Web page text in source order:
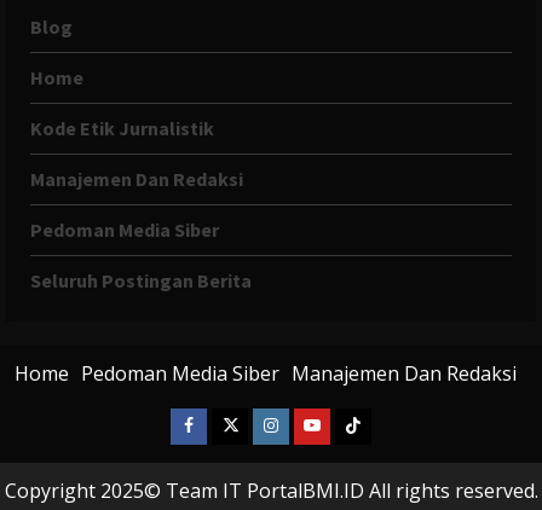
Blog
Home
Kode Etik Jurnalistik
Manajemen Dan Redaksi
Pedoman Media Siber
Seluruh Postingan Berita
Home Pedoman Media Siber Manajemen Dan Redaksi
Facebook
X
Instagram
YoutubeTiktok
Copyright 2025© Team IT PortalBMI.ID All rights reserved.